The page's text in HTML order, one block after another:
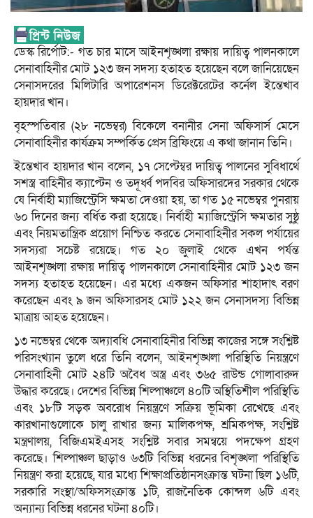
ডেস্ক রির্পোট:- গত চার মাসে আইনশৃঙ্খলা রক্ষায় দায়িত্ব পালনকালে
সেনাবাহিনীর মোট ১২৩ জন সদস্য হতাহত হয়েছেন বলে জানিয়েছেন
সেনাসদরের মিলিটারি অপারেশনস ডিরেক্টরেটের কর্নেল ইন্তেখাব
হায়দার খান।
বৃহস্পতিবার (২৮ নভেম্বর) বিকেলে বনানীর সেনা অফিসার্স মেসে
সেনাবাহিনীর কার্যক্রম সম্পর্কিত প্রেস ব্রিফিংয়ে এ কথা জানান তিনি।
ইন্তেখাব হায়দার খান বলেন, ১৭ সেপ্টেম্বর দায়িত্ব পালনের সুবিধার্থে
সশস্ত্র বাহিনীর ক্যাপ্টেন ও তদূর্ধ্ব পদবির অফিসারদের সরকার থেকে
যে নির্বাহী ম্যাজিস্ট্রেসি ক্ষমতা দেওয়া হয়, তা গত ১৫ নভেম্বর পুনরায়
৬০ দিনের জন্য বর্ধিত করা হয়েছে। নির্বাহী ম্যাজিস্ট্রেসি ক্ষমতার সুষ্ঠু
এবং নিয়মতান্ত্রিক প্রয়োগ নিশ্চিত করতে সেনাবাহিনীর সকল পর্যায়ের
সদস্যরা সচেষ্ট রয়েছে। গত ২০ জুলাই থেকে এখন পর্যন্ত
আইনশৃঙ্খলা রক্ষায় দায়িত্ব পালনকালে সেনাবাহিনীর মোট ১২৩ জন
সদস্য হতাহত হয়েছেন। এর মধ্যে একজন অফিসার শাহাদাৎ বরণ
করেছেন এবং ৯ জন অফিসারসহ মোট ১২২ জন সেনাসদস্য বিভিন্ন
মাত্রায় আহত হয়েছেন।
১৩ নভেম্বর থেকে অদ্যাবধি সেনাবাহিনীর বিভিন্ন কাজের সঙ্গে সংশ্লিষ্ট
পরিসংখ্যান তুলে ধরে তিনি বলেন, আইনশৃঙ্খলা পরিস্থিতি নিয়ন্ত্রণে
সেনাবাহিনী মোট ২৪টি অবৈধ অস্ত্র এবং ৩৬৫ রাউন্ড গোলাবারুদ
উদ্ধার করেছে। দেশের বিভিন্ন শিল্পাঞ্চলে ৪০টি অস্থিতিশীল পরিস্থিতি
এবং ১৮টি সড়ক অবরোধ নিয়ন্ত্রণে সক্রিয় ভূমিকা রেখেছে এবং
কারখানাগুলোকে চালু রাখার জন্য মালিকপক্ষ, শ্রমিকপক্ষ, সংশ্লিষ্ট
মন্ত্রণালয়, বিজিএমইএসহ সংশ্লিষ্ট সবার সমন্বয়ে পদক্ষেপ গ্রহণ
করেছে। শিল্পাঞ্চল ছাড়াও ৬৩টি বিভিন্ন ধরনের বিশৃঙ্খলা পরিস্থিতি
নিয়ন্ত্রণ করা হয়েছে, যার মধ্যে শিক্ষাপ্রতিষ্ঠানসংক্রান্ত ঘটনা ছিল ১৬টি,
সরকারি সংস্থা/অফিসসংক্রান্ত ১টি, রাজনৈতিক কোন্দল ৬টি এবং
অন্যান্য বিভিন্ন ধরনের ঘটনা ৪০টি।